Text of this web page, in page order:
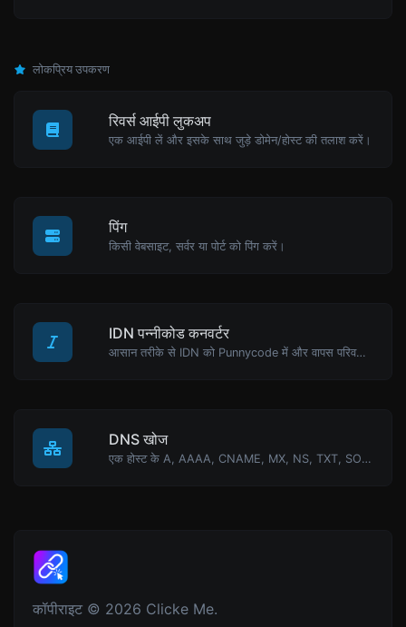
लोकप्रिय उपकरण
रिवर्स आईपी लुकअप
एक आईपी लें और इसके साथ जुड़े डोमेन/होस्ट की तलाश करें।
पिंग
किसी वेबसाइट, सर्वर या पोर्ट को पिंग करें।
IDN पन्नीकोड कनवर्टर
आसान तरीके से IDN को Punnycode में और वापस परिवर्तित करें।
DNS खोज
एक होस्ट के A, AAAA, CNAME, MX, NS, TXT, SOA DNS रिकॉर्ड खोजें।
कॉपीराइट © 2026 Clicke Me.